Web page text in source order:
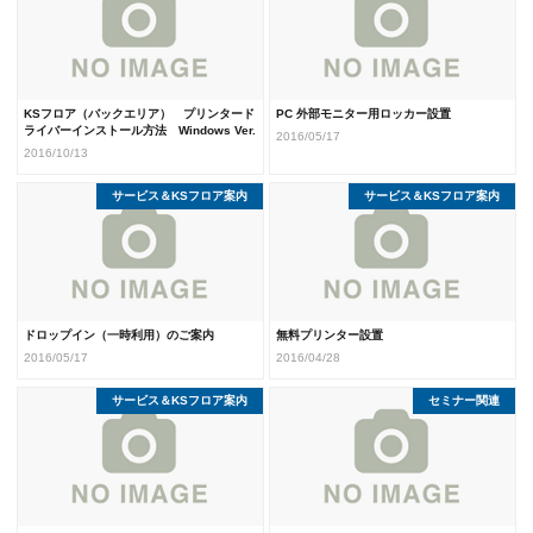
KSフロア（バックエリア） プリンタード
ライバーインストール方法 Windows Ver.
2016/10/13
PC 外部モニター用ロッカー設置
2016/05/17
ドロップイン（一時利用）のご案内
2016/05/17
サービス＆KSフロア案内
無料プリンター設置
2016/04/28
サービス＆KSフロア案内
サービス＆KSフロア案内 セミナー関連